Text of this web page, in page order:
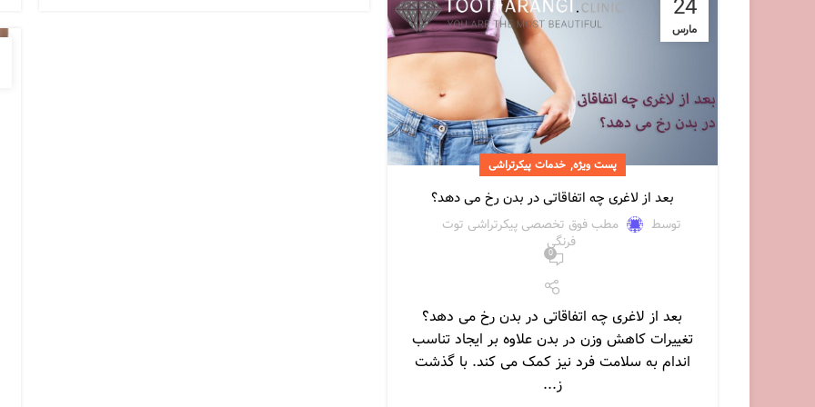
مارس
پست ویژه,خدمات پیکرتراشی
بعد از لاغری چه اتفاقاتی در بدن رخ می دهد؟
توسط مطب فوق تخصصی پیکرتراشی توت
فرنگی
0
بعد از لاغری چه اتفاقاتی در بدن رخ می دهد؟
تغییرات کاهش وزن در بدن علاوه بر ایجاد تناسب
اندام به سلامت فرد نیز کمک می کند. با گذشت
ز...